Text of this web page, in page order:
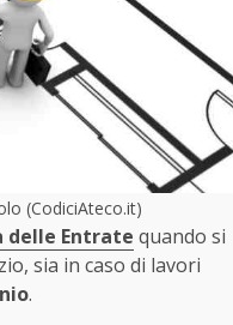
(CodiciAteco.it)
delle Entrate quando si
sia in caso di lavori
.